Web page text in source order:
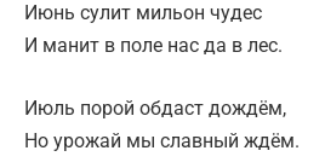
Июнь сулит мильон чудес
И манит в поле нас да в лес.
Июль порой обдаст дождём,
Но урожай мы славный ждём.